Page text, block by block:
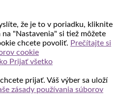
že je to v poriadku, kliknite
"Nastavenia" si tiež môžete
chcete povoliť. Prečítajte si
cookie
Prijať všetko
prijať. Váš výber sa uloží
zásady používania súborov